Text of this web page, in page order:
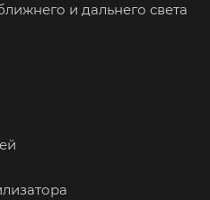
и дальнего света